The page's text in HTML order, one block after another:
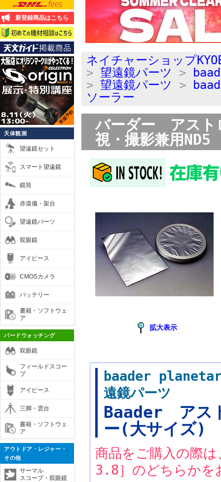
新登録商品はこちら
天体観測
望遠鏡セット
スマート望遠鏡
鏡筒
赤道儀・架台
望遠鏡パーツ
双眼鏡
アイピース
CMOSカメラ
バッテリー
書籍・ソフトウェ
ア
バードウォッチング
双眼鏡
フィールドスコー
プ
アイピース
三脚・雲台
書籍・ソフトウェ
ア
アウトドア・レジャー・
その他
サーマル
スコープ・双眼鏡
ネイチャーショップ
> 望遠鏡パーツ >
> 望遠鏡パーツ >
ソーラー
バーダー アスト
視・撮影兼用
拡大表示
baader
遠鏡パーツ
Baader アス
ー(大サイズ)
商品をご購入の際
3.8］のどちらかを